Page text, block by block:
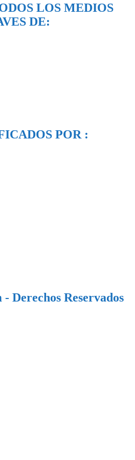
LOS MEDIOS
DE:
POR :
Derechos Reservados